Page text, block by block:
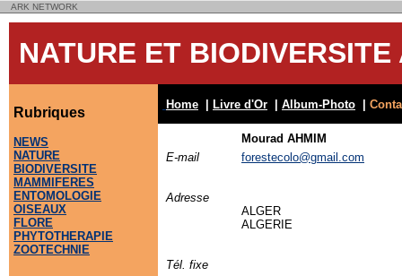
ARK NETWORK
NATURE ET
Rubriques
NEWS
NATURE
BIODIVERSITE
MAMMIFERES
ENTOMOLOGIE
OISEAUX
FLORE
PHYTOTHERAPIE
ZOOTECHNIE
Home Livre d'Or Album-Photo
Mourad AHMIM
E-mail
forestecolo@gmail.com
Adresse
ALGER
ALGERIE
Tél. fixe